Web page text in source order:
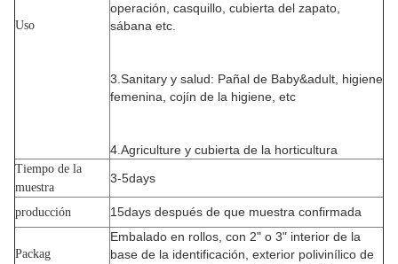
Uso
operación, casquillo, cubierta del zapato,
sábana etc.
3.Sanitary y salud: Pañal de Baby&adult, higiene
femenina, cojín de la higiene, etc
4.Agriculture y cubierta de la horticultura
Tiempo de la
muestra
3-5days
producción 15days después de que muestra confirmada
Packag
Embalado en rollos, con 2" o 3" interior de la
base de la identificación, exterior polivinílico de